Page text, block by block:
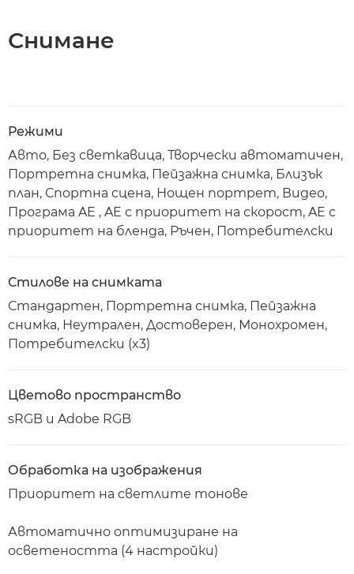
Снимане
Режими
Авто, Без светкавица, Творчески автоматичен,
Портретна снимка, Пейзажна снимка, Близък
план, Спортна сцена, Нощен портрет, Видео,
Програма AE , AE с приоритет на скорост, AE с
приоритет на бленда, Ръчен, Потребителски
Стилове на снимката
Стандартен, Портретна снимка, Пейзажна
снимка, Неутрален, Достоверен, Монохромен,
Потребителски (x3)
Цветово пространство
sRGB и Adobe RGB
Обработка на изображения
Приоритет на светлите тонове
Автоматично оптимизиране на
осветеността (4 настройки)